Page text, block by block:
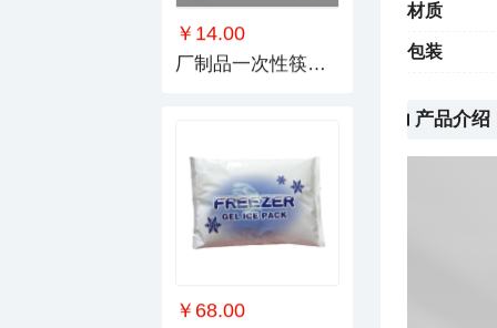
￥14.00
厂制品一次性筷子_系列5
￥68.00
材质
包装
产品介绍